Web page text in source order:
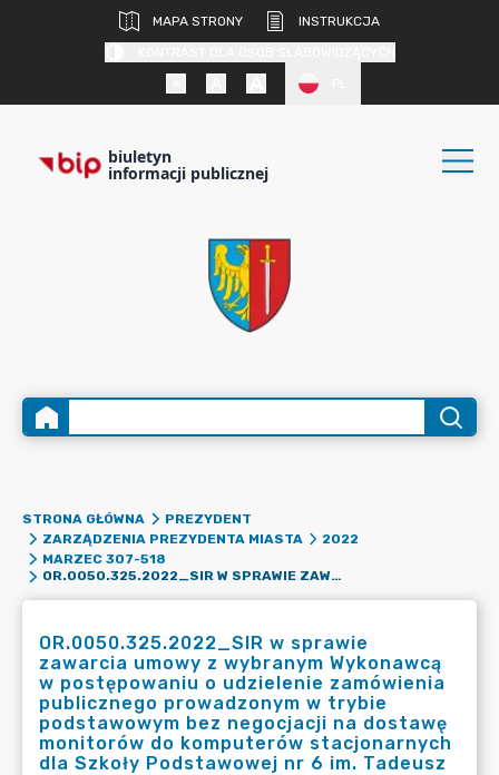
MAPA STRONY
INSTRUKCJA
biuletyn
informacji publicznej
STRONA GŁÓWNA
PREZYDENT
ZARZĄDZENIA PREZYDENTA MIASTA
2022
MARZEC 307-518
OR.0050.325.2022_SIR W SPRAWIE ZAWARCIA UMOWY Z WYBRANYM WYKONAWCĄ W POSTĘPOWANIU O UDZIELENIE ZAMÓWIENIA PUBLICZNEGO PROWADZONYM W TRYBIE PODSTAWOWYM BEZ NEGOCJACJI NA DOSTAWĘ MONITORÓW DO KOMPUTERÓW STACJONARNYCH DLA SZKOŁY PODSTAWOWEJ NR 6 IM. TADEUSZ
OR.0050.325.2022_SIR w sprawie
zawarcia umowy z wybranym Wykonawcą
w postępowaniu o udzielenie zamówienia
publicznego prowadzonym w trybie
podstawowym bez negocjacji na dostawę
monitorów do komputerów stacjonarnych
dla Szkoły Podstawowej nr 6 im. Tadeusz